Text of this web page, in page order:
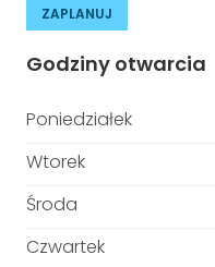
ZAPLANUJ
Godziny otwarcia
Poniedziałek
Wtorek
Środa
Czwartek